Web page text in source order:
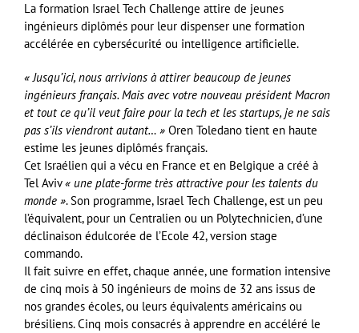
La formation Israel Tech Challenge attire de jeunes
ingénieurs diplômés pour leur dispenser une formation
accélérée en cybersécurité ou intelligence artificielle.
« Jusqu’ici, nous arrivions à attirer beaucoup de jeunes
ingénieurs français. Mais avec votre nouveau président Macron
et tout ce qu’il veut faire pour la tech et les startups, je ne sais
pas s’ils viendront autant… » Oren Toledano tient en haute
estime les jeunes diplômés français.
Cet Israélien qui a vécu en France et en Belgique a créé à
Tel Aviv« une plate-forme très attractive pour les talents du
monde ». Son programme, Israel Tech Challenge, est un peu
l’équivalent, pour un Centralien ou un Polytechnicien, d’une
déclinaison édulcorée de l’Ecole 42, version stage
commando.
Il fait suivre en effet, chaque année, une formation intensive
de cinq mois à 50 ingénieurs de moins de 32 ans issus de
nos grandes écoles, ou leurs équivalents américains ou
brésiliens. Cinq mois consacrés à apprendre en accéléré le